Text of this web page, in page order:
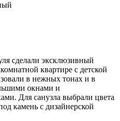
сделали эксклюзивный
квартире с детской
в нежных тонах и в
окнами и
Для санузла выбрали цвета
камень с дизайнерской